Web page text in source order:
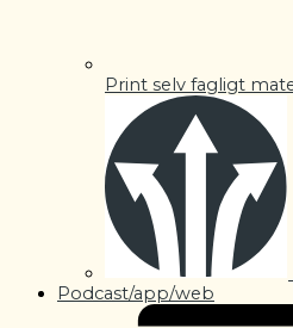
Print selv fagligt
Podcast/app/web